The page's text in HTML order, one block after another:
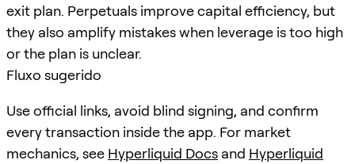
exit plan. Perpetuals improve capital efficiency, but
they also amplify mistakes when leverage is too high
or the plan is unclear.
Fluxo sugerido
Use official links, avoid blind signing, and confirm
every transaction inside the app. For market
mechanics, see Hyperliquid Docs and Hyperliquid